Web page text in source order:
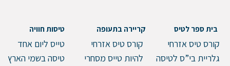
בית ספר לטיס
קורס טיס אזרחי
גלריית בי”ס לטיסה
קריירה בתעופה
קורס טיס אזרחי
להיות טייס מסחרי
טיסות חוויה
טייס ליום אחד
טיסה בשמי הארץ